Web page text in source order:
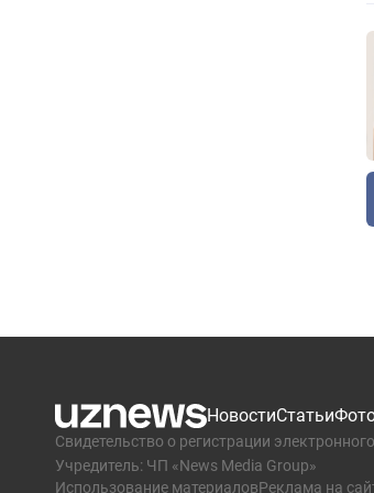
НовостиСтатьи
Свидетельство о регистрации
Учредитель: ЧП «News Media Group»
Использование материаловРеклама на